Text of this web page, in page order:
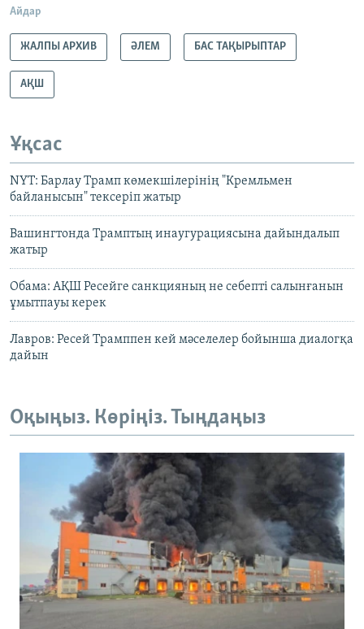
Айдар
ЖАЛПЫ АРХИВ ӘЛЕМ БАС ТАҚЫРЫПТАР
АҚШ
Ұқсас
NYT: Барлау Трамп көмекшілерінің "Кремльмен
байланысын" тексеріп жатыр
Вашингтонда Трамптың инаугурациясына дайындалып
жатыр
Обама: АҚШ Ресейге санкцияның не себепті салынғанын
ұмытпауы керек
Лавров: Ресей Трамппен кей мәселелер бойынша диалогқа
дайын
Оқыңыз. Көріңіз. Тыңдаңыз